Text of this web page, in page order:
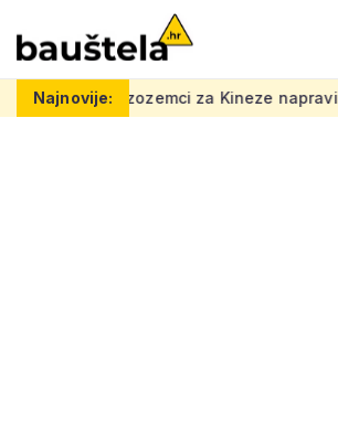
Najnovije:
za Kineze napravili zgradu koja